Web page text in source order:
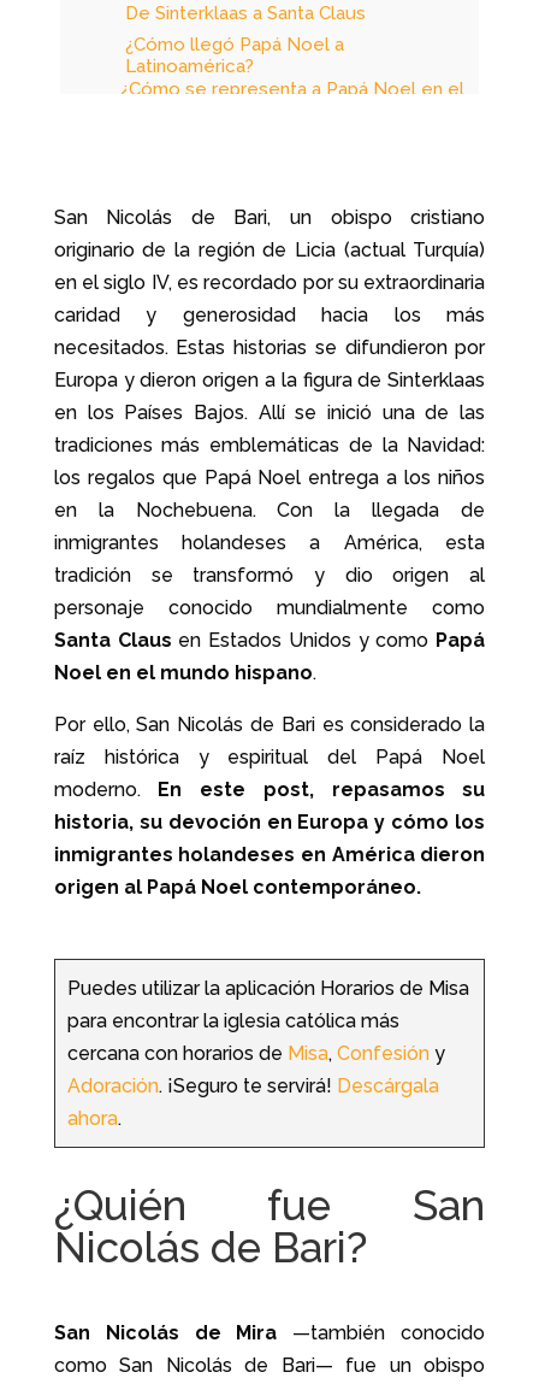
De Sinterklaas a Santa Claus
¿Cómo llegó Papá Noel a
Latinoamérica?
¿Cómo se representa a Papá Noel en el
San Nicolás de Bari, un obispo cristiano
originario de la región de Licia (actual Turquía)
en el siglo IV, es recordado por su extraordinaria
caridad y generosidad hacia los más
necesitados. Estas historias se difundieron por
Europa y dieron origen a la figura de Sinterklaas
en los Países Bajos. Allí se inició una de las
tradiciones más emblemáticas de la Navidad:
los regalos que Papá Noel entrega a los niños
en la Nochebuena. Con la llegada de
inmigrantes holandeses a América, esta
tradición se transformó y dio origen al
personaje conocido mundialmente como
Santa Claus en Estados Unidos y como Papá
Noel en el mundo hispano.
Por ello, San Nicolás de Bari es considerado la
raíz histórica y espiritual del Papá Noel
moderno. En este post, repasamos su
historia, su devoción en Europa y cómo los
inmigrantes holandeses en América dieron
origen al Papá Noel contemporáneo.
Puedes utilizar la aplicación Horarios de Misa
para encontrar la iglesia católica más
cercana con horarios de Misa, Confesióny
Adoración. ¡Seguro te servirá! Descárgala
ahora.
¿Quién fue San
Nicolás de Bari?
San Nicolás de Mira —también conocido
como San Nicolás de Bari— fue un obispo